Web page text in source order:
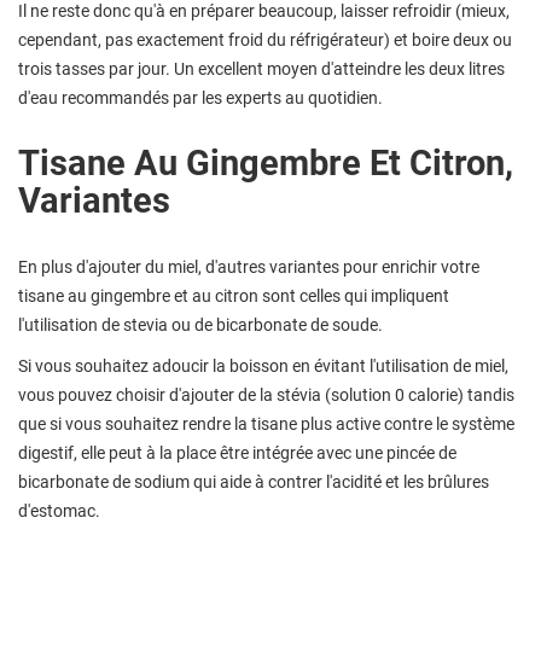
Il ne reste donc qu'à en préparer beaucoup, laisser refroidir (mieux,
cependant, pas exactement froid du réfrigérateur) et boire deux ou
trois tasses par jour. Un excellent moyen d'atteindre les deux litres
d'eau recommandés par les experts au quotidien.
Tisane Au Gingembre Et Citron,
Variantes
En plus d'ajouter du miel, d'autres variantes pour enrichir votre
tisane au gingembre et au citron sont celles qui impliquent
l'utilisation de stevia ou de bicarbonate de soude.
Si vous souhaitez adoucir la boisson en évitant l'utilisation de miel,
vous pouvez choisir d'ajouter de la stévia (solution 0 calorie) tandis
que si vous souhaitez rendre la tisane plus active contre le système
digestif, elle peut à la place être intégrée avec une pincée de
bicarbonate de sodium qui aide à contrer l'acidité et les brûlures
d'estomac.